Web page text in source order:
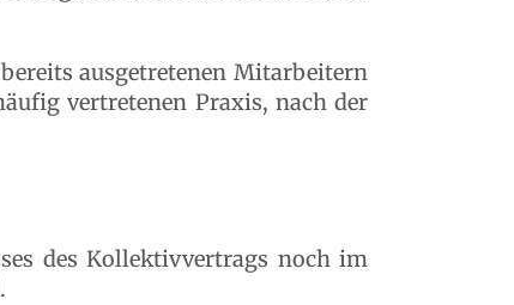
ausgetretenen Mitarbeitern
vertretenen Praxis, nach der
des Kollektivvertrags noch im